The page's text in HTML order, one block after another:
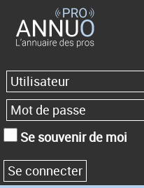
Se souvenir de moi